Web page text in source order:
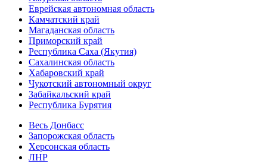
Еврейская автономная область
Камчатский край
Магаданская область
Приморский край
Республика Саха (Якутия)
Сахалинская область
Хабаровский край
Чукотский автономный округ
Забайкальский край
Республика Бурятия
Весь Донбасс
Запорожская область
Херсонская область
ЛНР